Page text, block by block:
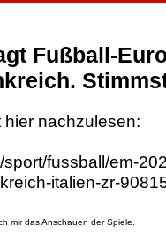
Fußball-
nachzulesen:
sport/fussball/em-
italien-zr-
mir das Anschauen der Spiele.